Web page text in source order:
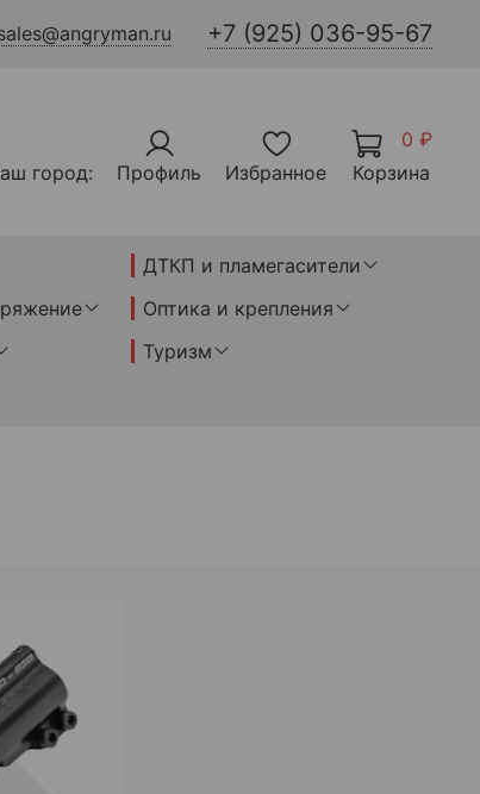
+7 (925) 036-95-67
город: Профиль Избранное
0 ₽
Корзина
ДТКП и пламегасители
Оптика и крепления
Туризм